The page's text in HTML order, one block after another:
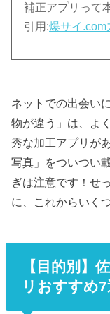
補正アプリって
引用:爆サイ.com
ネットでの出会い
物が違う」は、よ
秀な加工アプリが
写真」をついつい
ぎは注意です！せ
に、これからいく
【目的別】
リおすすめ7